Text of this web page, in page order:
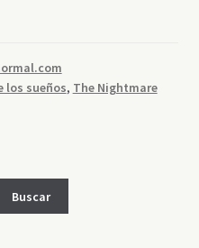
los sueños, The Nightmare
Buscar